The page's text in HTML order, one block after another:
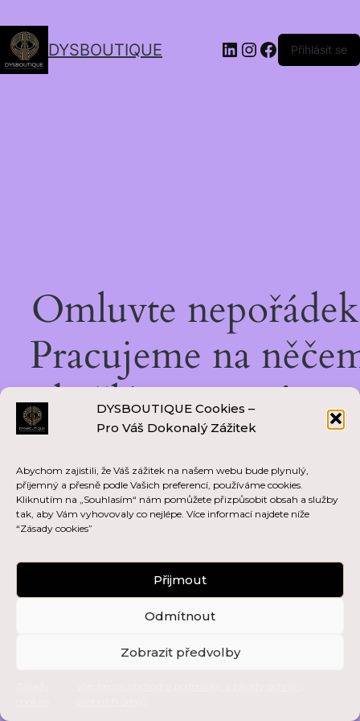
DYSBOUTIQUE Cookies –
Pro Váš Dokonalý Zážitek
Abychom zajistili, že Váš zážitek na našem webu bude plynulý,
příjemný a přesně podle Vašich preferencí, používáme cookies.
Kliknutím na „Souhlasím“ nám pomůžete přizpůsobit obsah a služby
tak, aby Vám vyhovovaly co nejlépe. Více informací najdete níže
“Zásady cookies”
Přijmout
Odmítnout
Zobrazit předvolby
DYSBOUTIQUE Přihlásit se
Omluvte
Pracujeme na
skvělém — vraťte se
brzy zpět!